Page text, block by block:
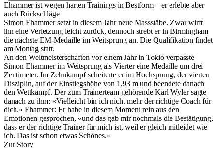
Ehammer ist wegen harten Trainings in Bestform – er erlebte aber
auch Rückschläge
Simon Ehammer setzt in diesem Jahr neue Massstäbe. Zwar wirft
ihn eine Verletzung leicht zurück, dennoch strebt er in Birmingham
die nächste EM-Medaille im Weitsprung an. Die Qualifikation findet
am Montag statt.
An den Weltmeisterschaften vor einem Jahr in Tokio verpasste
Simon Ehammer im Weitsprung als Vierter eine Medaille um drei
Zentimeter. Im Zehnkampf scheiterte er im Hochsprung, der vierten
Disziplin, auf der Einstiegshöhe von 1,93 m und beendete danach
den Wettkampf. Der zum Trainerteam gehörende Karl Wyler sagte
danach zu ihm: «Vielleicht bin ich nicht mehr der richtige Coach für
dich.» Ehammer: Er habe in diesem Moment rein aus den
Emotionen gesprochen, «und das gab mir nochmals die Bestätigung,
dass er der richtige Trainer für mich ist, weil er gleich mitleidet wie
ich. Das ist schon etwas Schönes.»
Zur Story